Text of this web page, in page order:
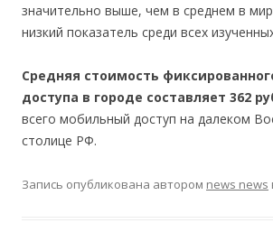
значительно выше, чем в среднем в
низкий показатель среди всех
Средняя стоимость
доступа в городе составляет 362
всего мобильный доступ на далеком
столице РФ.
Запись опубликована автором news news